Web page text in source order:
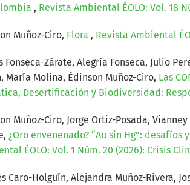
, Revista Ambiental ÉOLO: Vol. 18
Muñoz-Ciro, Flora , Revista Ambiental
Fonseca-Zárate, Alegría Fonseca, Julio
María Molina, Édinson Muñoz-Ciro, Las
Desertificación y Biodiversidad:
Muñoz-Ciro, Jorge Ortiz-Posada,
¿Oro envenenado? “Au sin Hg”:
ÉOLO: Vol. 1 Núm. 20 (2026): Crisis
Caro-Holguín, Alejandra Muñoz-Rivera,